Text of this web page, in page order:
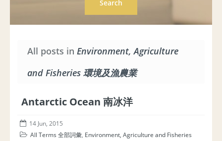
All posts in Environment, Agriculture
and Fisheries 環境及漁農業
Antarctic Ocean 南冰洋
14 Jun, 2015
All Terms 全部詞彙, Environment, Agriculture and Fisheries